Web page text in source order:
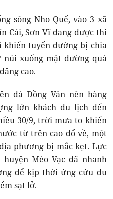
sông Nho Quế, vào 3 xã
Cái, Sơn Vĩ đang được thi
khiến tuyến đường bị chia
xuống mặt đường quá
cao.
đá Đồng Văn nên hàng
lớn khách du lịch đến
30/9, trời mưa to khiến
từ trên cao đổ về, một
phương bị mắc kẹt. Lực
Mèo Vạc đã nhanh
để kịp thời ứng cứu du
sạt lở.